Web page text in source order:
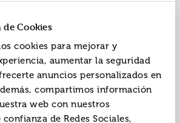
Cookies
cookies para mejorar y
aumentar la seguridad
anuncios personalizados en
compartimos información
web con nuestros
de Redes Sociales,
Finn y sep
ISBN:9788494728419